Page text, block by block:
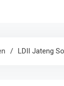
LDII Jateng